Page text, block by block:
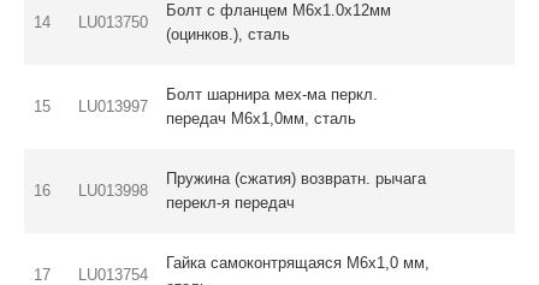
14 LU013750
Болт с фланцем M6х1.0х12мм
(оцинков.), сталь
15 LU013997
Болт шарнира мех-ма перкл.
передач М6х1,0мм, сталь
16 LU013998
Пружина (сжатия) возвратн. рычага
перекл-я передач
17 LU013754
Гайка самоконтрящаяся М6х1,0 мм,